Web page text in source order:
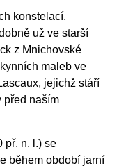
konstelací.
už ve starší
z Mnichovské
maleb ve
jejichž stáří
před naším
př. n. l.) se
během období jarní